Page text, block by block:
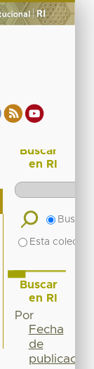
Buscar
en RI
Buscar
Esta
Buscar
en RI
Por
Fecha
de
publicación